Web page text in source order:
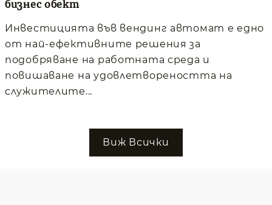
бизнес обект
Инвестицията във вендинг автомат е едно
от най-ефективните решения за
подобряване на работната среда и
повишаване на удовлетвореността на
служителите...
Виж Всички